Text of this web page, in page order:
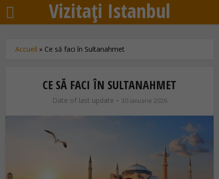
Vizitați Istanbul
Accueil » Ce să faci în Sultanahmet
CE SĂ FACI ÎN SULTANAHMET
Date of last update 30 ianuarie 2026